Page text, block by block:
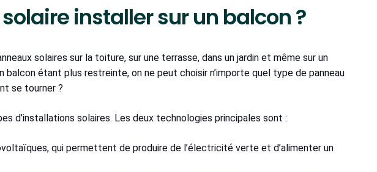
installer sur un balcon ?
solaires sur la toiture, sur une terrasse, dans un jardin et même sur un
balcon étant plus restreinte, on ne peut choisir n’importe quel type de panneau
se tourner ?
d’installations solaires. Les deux technologies principales sont :
qui permettent de produire de l’électricité verte et d’alimenter un